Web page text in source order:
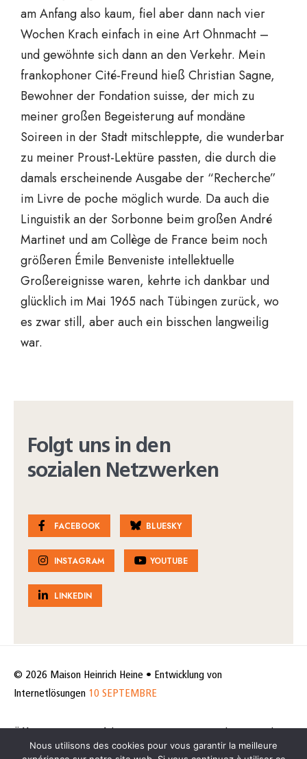
am Anfang also kaum, fiel aber dann nach vier
Wochen Krach einfach in eine Art Ohnmacht –
und gewöhnte sich dann an den Verkehr. Mein
frankophoner Cité-Freund hieß Christian Sagne,
Bewohner der Fondation suisse, der mich zu
meiner großen Begeisterung auf mondäne
Soireen in der Stadt mitschleppte, die wunderbar
zu meiner Proust-Lektüre passten, die durch die
damals erscheinende Ausgabe der “Recherche”
im Livre de poche möglich wurde. Da auch die
Linguistik an der Sorbonne beim großen André
Martinet und am Collège de France beim noch
größeren Émile Benveniste intellektuelle
Großereignisse waren, kehrte ich dankbar und
glücklich im Mai 1965 nach Tübingen zurück, wo
es zwar still, aber auch ein bisschen langweilig
war.
Folgt uns in den
sozialen Netzwerken
FACEBOOK BLUESKY
INSTAGRAM YOUTUBE
LINKEDIN
© 2026 Maison Heinrich Heine • Entwicklung von
Internetlösungen 10 SEPTEMBRE
Richtlinie
Nous utilisons des cookies pour vous garantir la meilleure